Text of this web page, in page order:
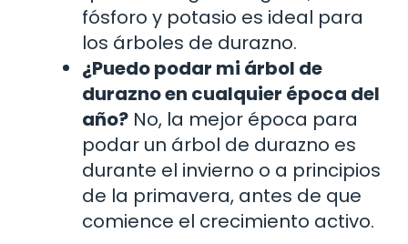
fósforo y potasio es ideal para
los árboles de durazno.
¿Puedo podar mi árbol de
durazno en cualquier época del
año? No, la mejor época para
podar un árbol de durazno es
durante el invierno o a principios
de la primavera, antes de que
comience el crecimiento activo.